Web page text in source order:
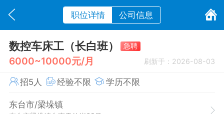
职位详情 公司信息
数控车床工（长白班） 急聘
6000~10000元/月 刷新于：2026-08-03
招5人 经验不限 学历不限
东台市/梁垛镇